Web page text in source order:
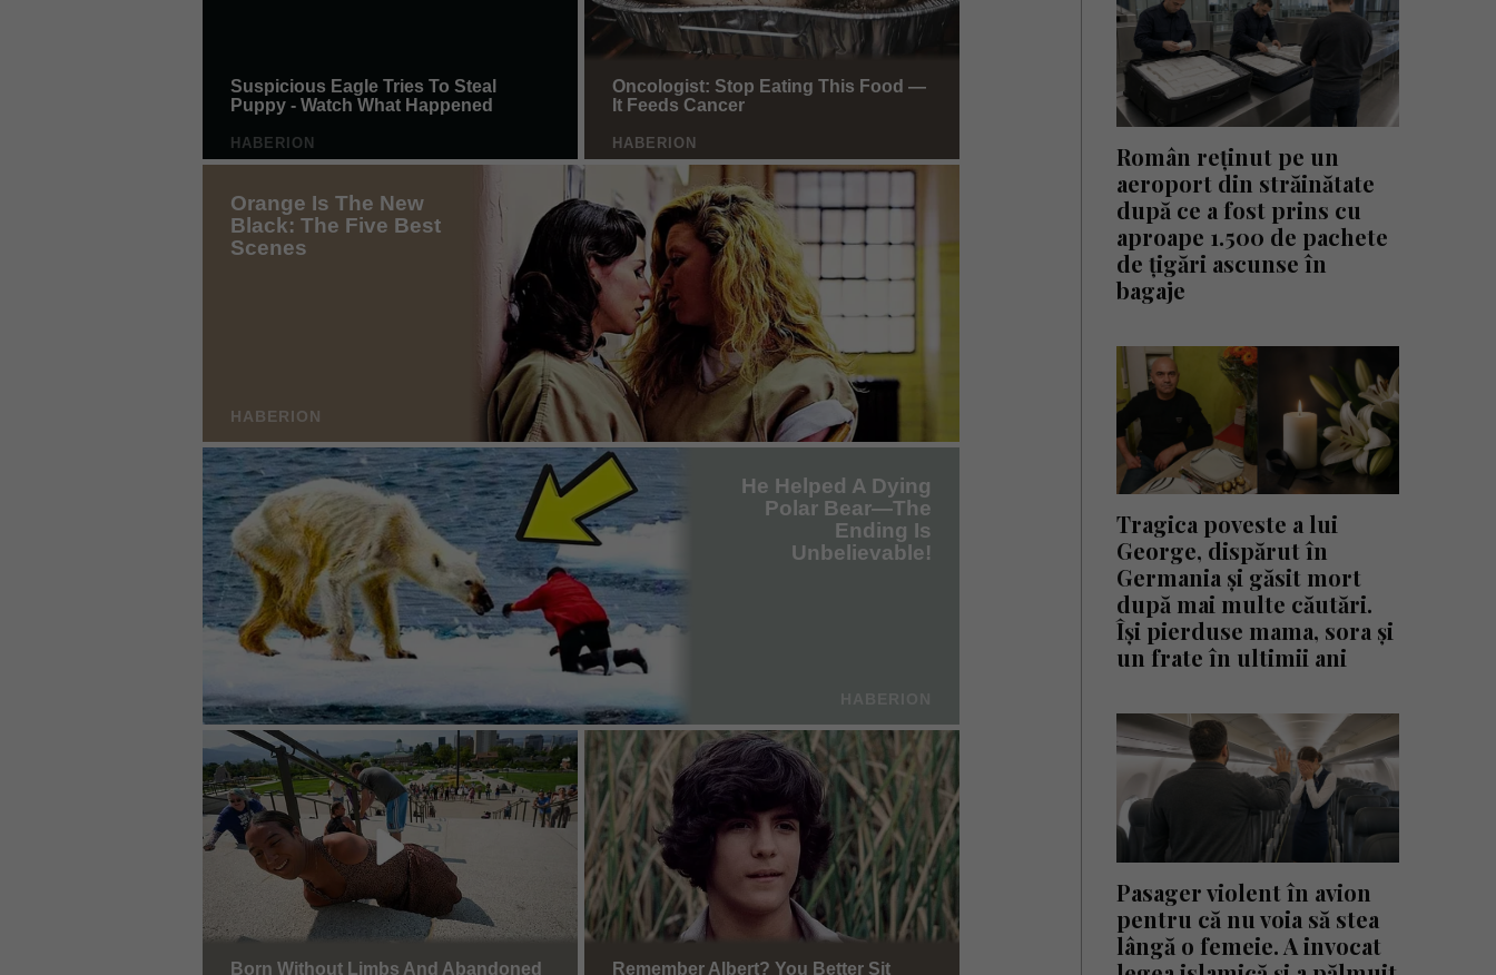
Român reținut pe un
aeroport din străinătate
după ce a fost prins cu
aproape 1.500 de pachete
de țigări ascunse în
bagaje
Tragica poveste a lui
George, dispărut în
Germania și găsit mort
după mai multe căutări.
Își pierduse mama, sora și
un frate în ultimii ani
Pasager violent în avion
pentru că nu voia să stea
lângă o femeie. A invocat